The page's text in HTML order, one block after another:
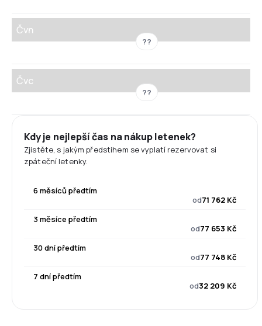
Čvn
??
Čvc
??
Kdy je nejlepší čas na nákup letenek?
Zjistěte, s jakým předstihem se vyplatí rezervovat si
zpáteční letenky.
6 měsíců předtím
od71 762 Kč
3 měsíce předtím
od77 653 Kč
30 dní předtím
od77 748 Kč
7 dní předtím
od32 209 Kč